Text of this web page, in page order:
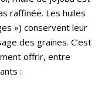
raffinée. Les huiles
») conservent leur
des graines. C’est
offrir, entre
: